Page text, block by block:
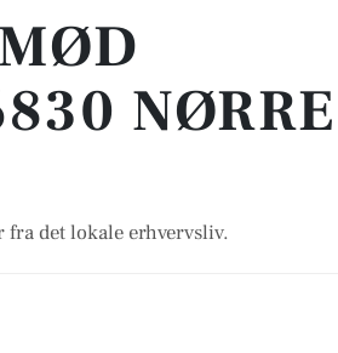
NØRRE
det lokale erhvervsliv.